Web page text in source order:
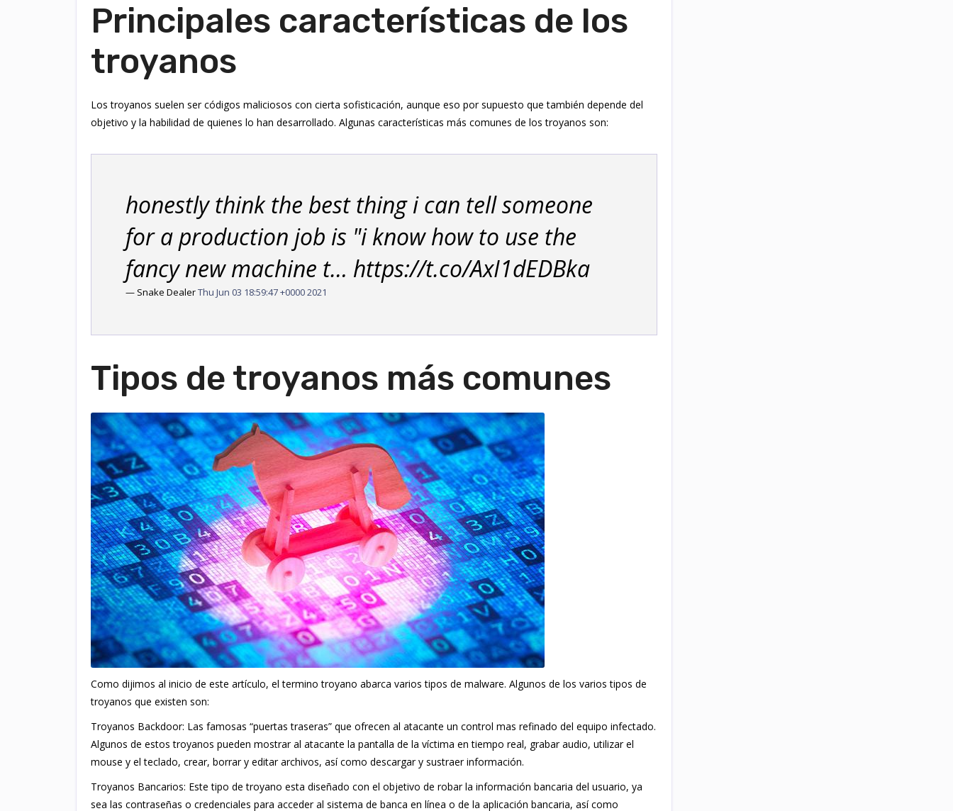
Principales características de los
troyanos
Los troyanos suelen ser códigos maliciosos con cierta sofisticación, aunque eso por supuesto que también depende del
objetivo y la habilidad de quienes lo han desarrollado. Algunas características más comunes de los troyanos son:
honestly think the best thing i can tell someone
for a production job is "i know how to use the
fancy new machine t… https://t.co/AxI1dEDBka
— Snake DealerThu Jun 03 18:59:47 +0000 2021
Tipos de troyanos más comunes
Como dijimos al inicio de este artículo, el termino troyano abarca varios tipos de malware. Algunos de los varios tipos de
troyanos que existen son:
Troyanos Backdoor: Las famosas “puertas traseras” que ofrecen al atacante un control mas refinado del equipo infectado.
Algunos de estos troyanos pueden mostrar al atacante la pantalla de la víctima en tiempo real, grabar audio, utilizar el
mouse y el teclado, crear, borrar y editar archivos, así como descargar y sustraer información.
Troyanos Bancarios: Este tipo de troyano esta diseñado con el objetivo de robar la información bancaria del usuario, ya
sea las contraseñas o credenciales para acceder al sistema de banca en línea o de la aplicación bancaria, así como